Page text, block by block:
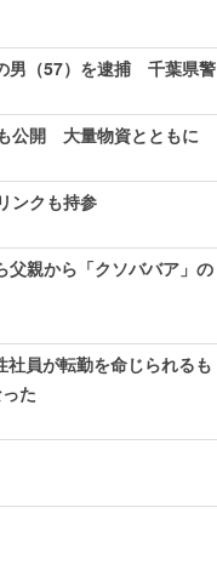
男（57）を逮捕 千葉県警
公開 大量物資とともに
ンクも持参
父親から「クソババア」の
社員が転勤を命じられるも
た